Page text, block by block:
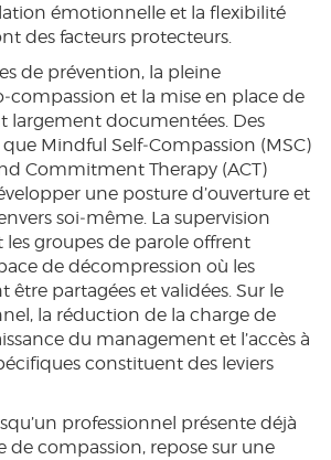
émotionnelle et la flexibilité
des facteurs protecteurs.
de prévention, la pleine
et la mise en place de
largement documentées. Des
Mindful Self‑Compassion (MSC)
Commitment Therapy (ACT)
une posture d’ouverture et
soi‑même. La supervision
les groupes de parole offrent
de décompression où les
être partagées et validées. Sur le
la réduction de la charge de
du management et l’accès à
constituent des leviers
professionnel présente déjà
de compassion, repose sur une